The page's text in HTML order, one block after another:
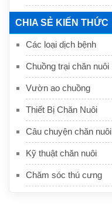
CHIA SẺ KIẾN THỨC
Các loại dịch bệnh
Chuồng trại chăn nuôi
Vườn ao chuồng
Thiết Bị Chăn Nuôi
Câu chuyện chăn nuôi
Kỹ thuật chăn nuôi
Chăm sóc thú cưng